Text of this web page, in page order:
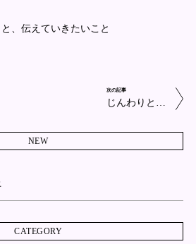
、伝えていきたいこと
次の記事
じんわりと…
NEW
CATEGORY